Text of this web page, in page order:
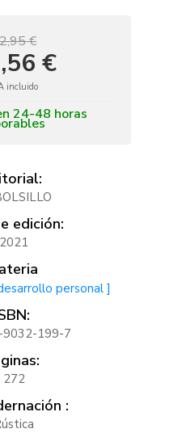
€
€
incluido
24-48 horas
edición:
2021
personal ]
199-7
272
: